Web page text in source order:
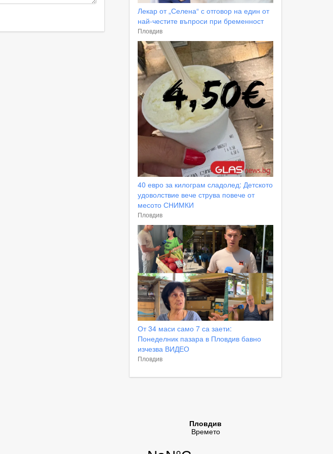
Лекар от „Селена“ с отговор на един от
най-честите въпроси при бременност
Пловдив
40 евро за килограм сладолед: Детското
удоволствие вече струва повече от
месото СНИМКИ
Пловдив
От 34 маси само 7 са заети:
Понеделник пазара в Пловдив бавно
изчезва ВИДЕО
Пловдив